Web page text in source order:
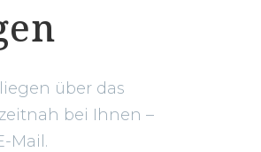
über das
bei Ihnen –
Mail.